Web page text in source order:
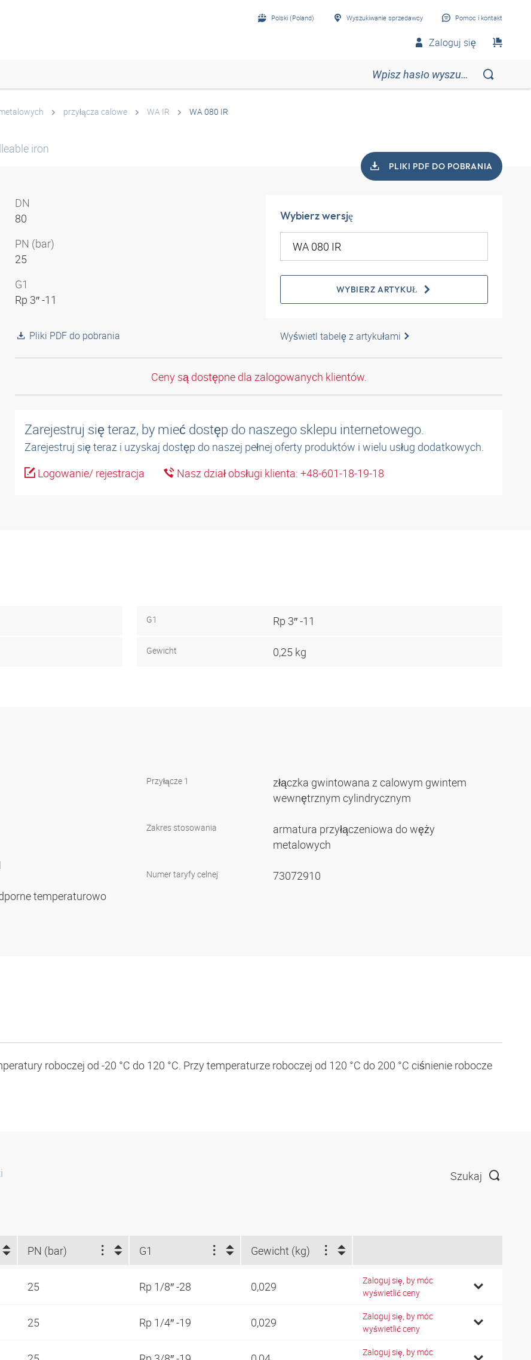
Polski (Poland) Wyszukiwanie sprzedawcy Pomoc i kontakt
Zaloguj się
przyłącza calowe WA IR WA 080 IR
iron
PLIKI PDF DO POBRANIA
DN
80
PN (bar)
25
G1
Rp 3″ -11
Pliki PDF do pobrania
Wybierz wersję
WYBIERZ ARTYKUŁ
Wyświetl tabelę z artykułami
Ceny są dostępne dla zalogowanych klientów.
Zarejestruj się teraz, by mieć dostęp do naszego sklepu internetowego.
Zarejestruj się teraz i uzyskaj dostęp do naszej pełnej oferty produktów i wielu usług dodatkowych.
Logowanie/ rejestracja
Nasz dział obsługi klienta: +48-601-18-19-18
G1 Rp 3″ -11
Gewicht 0,25 kg
temperaturowo
Przyłącze 1
złączka gwintowana z calowym gwintem
wewnętrznym cylindrycznym
Zakres stosowania
armatura przyłączeniowa do węży
metalowych
Numer taryfy celnej 73072910
roboczej od -20 °C do 120 °C. Przy temperaturze roboczej od 120 °C do 200 °C ciśnienie robocze
Szukaj
PN (bar) G1 Gewicht (kg)
25 Rp 1/8″ -28 0,029
Zaloguj się, by móc
wyświetlić ceny
25 Rp 1/4″ -19 0,029
Zaloguj się, by móc
wyświetlić ceny
Zaloguj się, by móc